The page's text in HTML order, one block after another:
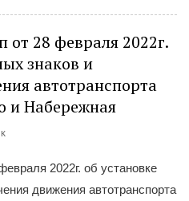
28 февраля 2022г.
знаков и
автотранспорта
и Набережная
2022г. об установке
движения автотранспорта